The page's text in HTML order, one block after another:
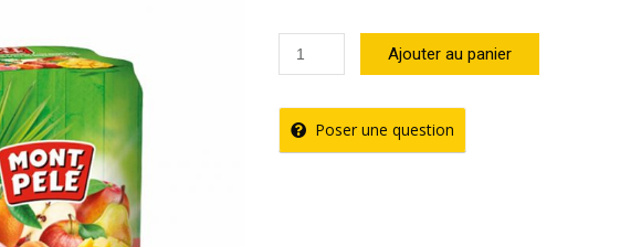
quantité
de
Nectar
Cocktail
Ajouter au panier
Poser une question